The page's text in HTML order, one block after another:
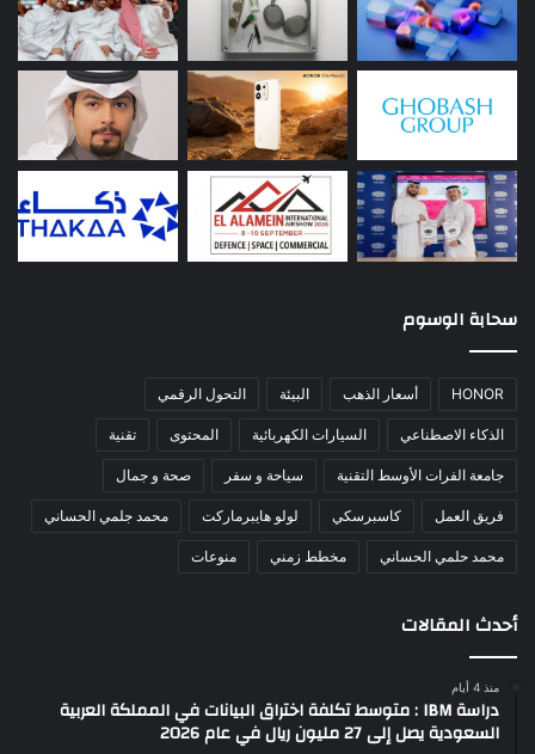
سحابة الوسوم
HONOR أسعار الذهب البيئة التحول الرقمي
الذكاء الاصطناعي السيارات الكهربائية المحتوى تقنية
جامعة الفرات الأوسط التقنية سياحة و سفر صحة و جمال
فريق العمل كاسبرسكي لولو هايبرماركت محمد جلمي الحساني
محمد حلمي الحساني مخطط زمني منوعات
أحدث المقالات
منذ 4 أيام
دراسة IBM : متوسط تكلفة اختراق البيانات في المملكة العربية
السعودية يصل إلى 27 مليون ريال في عام 2026